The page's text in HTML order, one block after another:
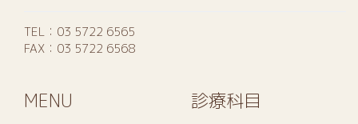
TEL： 03 5722 6565
FAX：03 5722 6568
MENU 診療科目